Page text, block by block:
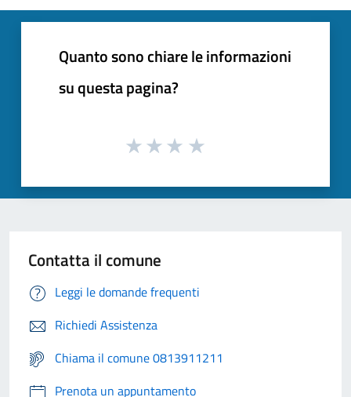
Quanto sono chiare le informazioni
su questa pagina?
Contatta il comune
Leggi le domande frequenti
Richiedi Assistenza
Chiama il comune 0813911211
Prenota un appuntamento